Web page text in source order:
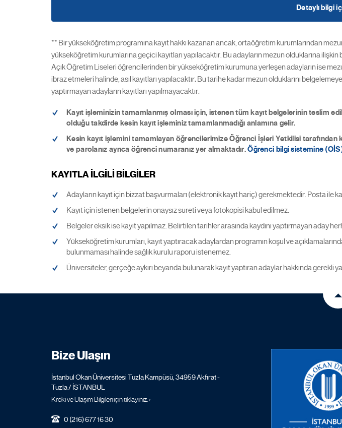
Detaylı bilgi
** Bir yükseköğretim programına kayıt hakkı kazanan ancak, ortaöğretim kurumlarından
yükseköğretim kurumlarına geçici kayıtları yapılacaktır. Bu adayların mezun olduklarına ilişkin
Açık Öğretim Liseleri öğrencilerinden bir yükseköğretim kurumuna yerleşen adayların ise
ibraz etmeleri halinde, asıl kayıtları yapılacaktır.Bu tarihe kadar mezun olduklarını
yaptırmayan adayların kayıtları yapılmayacaktır.
Kayıt işleminizin tamamlanmış olması için, istenen tüm kayıt belgelerinin teslim
olduğu takdirde kesin kayıt işleminiz tamamlanmadığı anlamına gelir.
Kesin kayıt işlemini tamamlayan öğrencilerimize Öğrenci İşleri Yetkilisi tarafından
ve parolanız ayrıca öğrenci numaranız yer almaktadır.Öğrenci bilgi sistemine
KAYITLA İLGİLİ BİLGİLER
Adayların kayıt için bizzat başvurmaları (elektronik kayıt hariç) gerekmektedir. Posta ile
Kayıt için istenen belgelerin onaysız sureti veya fotokopisi kabul edilmez.
Belgeler eksik ise kayıt yapılmaz. Belirtilen tarihler arasında kaydını yaptırmayan aday
Yükseköğretim kurumları, kayıt yaptıracak adaylardan programın koşul ve
bulunmaması halinde sağlık kurulu raporu istenemez.
Üniversiteler, gerçeğe aykırı beyanda bulunarak kayıt yaptıran adaylar hakkında gerekli
Bize Ulaşın
İstanbul Okan Üniversitesi Tuzla Kampüsü, 34959 Akfırat -
Tuzla / İSTANBUL
Kroki ve Ulaşım Bilgileri için tıklayınız. ›
0 (216) 677 16 30